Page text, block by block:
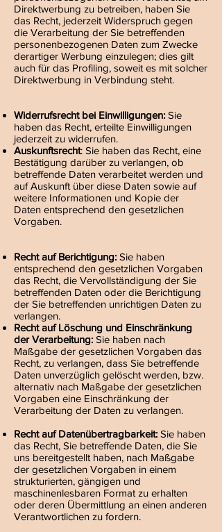
Direktwerbung zu betreiben, haben Sie
das Recht, jederzeit Widerspruch gegen
die Verarbeitung der Sie betreffenden
personenbezogenen Daten zum Zwecke
derartiger Werbung einzulegen; dies gilt
auch für das Profiling, soweit es mit solcher
Direktwerbung in Verbindung steht.
Widerrufsrecht bei Einwilligungen: Sie
haben das Recht, erteilte Einwilligungen
jederzeit zu widerrufen.
Auskunftsrecht: Sie haben das Recht, eine
Bestätigung darüber zu verlangen, ob
betreffende Daten verarbeitet werden und
auf Auskunft über diese Daten sowie auf
weitere Informationen und Kopie der
Daten entsprechend den gesetzlichen
Vorgaben.
Recht auf Berichtigung: Sie haben
entsprechend den gesetzlichen Vorgaben
das Recht, die Vervollständigung der Sie
betreffenden Daten oder die Berichtigung
der Sie betreffenden unrichtigen Daten zu
verlangen.
Recht auf Löschung und Einschränkung
der Verarbeitung: Sie haben nach
Maßgabe der gesetzlichen Vorgaben das
Recht, zu verlangen, dass Sie betreffende
Daten unverzüglich gelöscht werden, bzw.
alternativ nach Maßgabe der gesetzlichen
Vorgaben eine Einschränkung der
Verarbeitung der Daten zu verlangen.
Recht auf Datenübertragbarkeit: Sie haben
das Recht, Sie betreffende Daten, die Sie
uns bereitgestellt haben, nach Maßgabe
der gesetzlichen Vorgaben in einem
strukturierten, gängigen und
maschinenlesbaren Format zu erhalten
oder deren Übermittlung an einen anderen
Verantwortlichen zu fordern.